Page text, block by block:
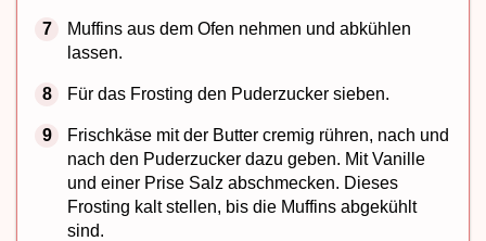
Muffins aus dem Ofen nehmen und abkühlen
lassen.
Für das Frosting den Puderzucker sieben.
Frischkäse mit der Butter cremig rühren, nach und
nach den Puderzucker dazu geben. Mit Vanille
und einer Prise Salz abschmecken. Dieses
Frosting kalt stellen, bis die Muffins abgekühlt
sind.